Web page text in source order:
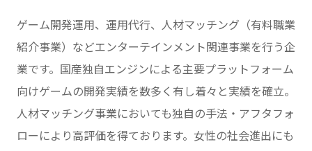
ゲーム開発運用、運用代行、人材マッチング（有料職業
紹介事業）などエンターテインメント関連事業を行う企
業です。国産独自エンジンによる主要プラットフォーム
向けゲームの開発実績を数多く有し着々と実績を確立。
人材マッチング事業においても独自の手法・アフタフォ
ローにより高評価を得ております。女性の社会進出にも